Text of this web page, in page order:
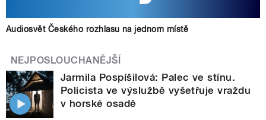
Audiosvět Českého rozhlasu na jednom místě
NEJPOSLOUCHANĚJŠÍ
Jarmila Pospíšilová: Palec ve stínu.
Policista ve výslužbě vyšetřuje vraždu
v horské osadě